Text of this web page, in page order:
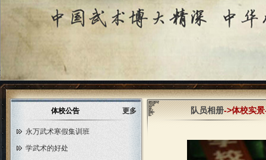
更多
体校公告
永万武术寒假集训班
学武术的好处
队员相册->体校实